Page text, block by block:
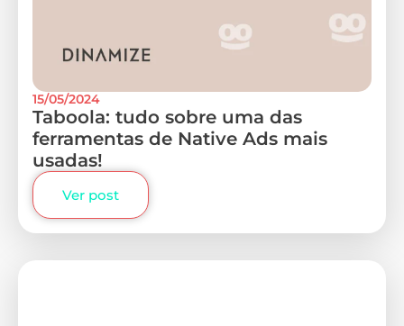
15/05/2024
Taboola: tudo sobre uma das
ferramentas de Native Ads mais
usadas!
Ver post